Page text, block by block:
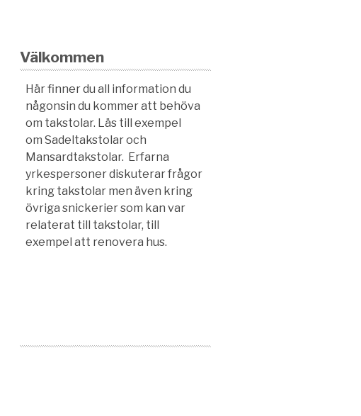
Välkommen
Här finner du all information du
någonsin du kommer att behöva
om takstolar. Läs till exempel
om Sadeltakstolar och
Mansardtakstolar. Erfarna
yrkespersoner diskuterar frågor
kring takstolar men även kring
övriga snickerier som kan var
relaterat till takstolar, till
exempel att renovera hus.